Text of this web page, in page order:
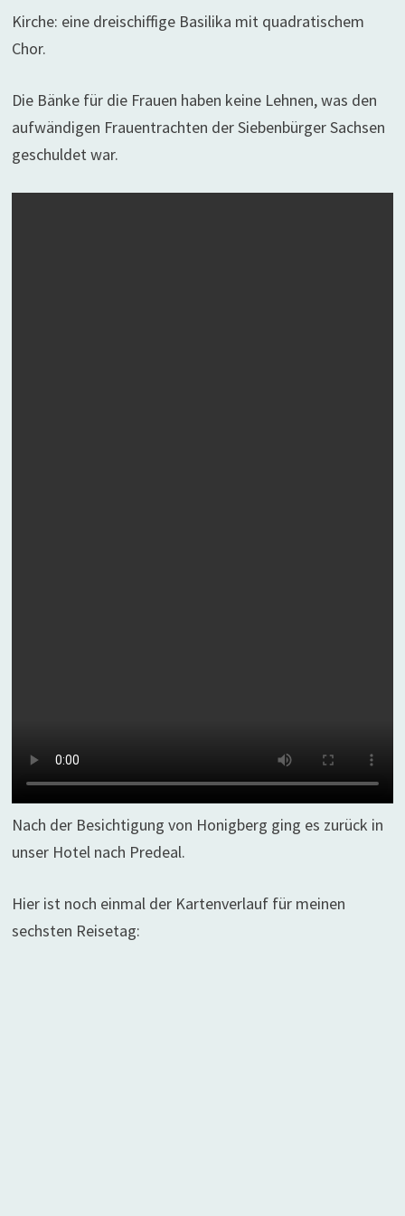
Kirche: eine dreischiffige Basilika mit quadratischem
Chor.
Die Bänke für die Frauen haben keine Lehnen, was den
aufwändigen Frauentrachten der Siebenbürger Sachsen
geschuldet war.
Nach der Besichtigung von Honigberg ging es zurück in
unser Hotel nach Predeal.
Hier ist noch einmal der Kartenverlauf für meinen
sechsten Reisetag: